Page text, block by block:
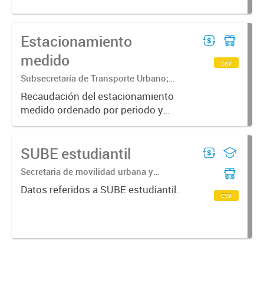
Estacionamiento
medido
Subsecretaría de Transporte Urbano;
Secretaría de Movilidad Urbana y
Seguridad ciudadana; Dirección General
de Transporte Urbano; Dirección de
Estacionamiento...
Recaudación del estacionamiento
medido ordenado por periodo y
categoría de recaudador
csv
SUBE estudiantil
Secretaria de movilidad urbana y
seguridad ciudadana | Subsecretaria de
transporte | Direccion general de
Datos referidos a SUBE estudiantil. csv